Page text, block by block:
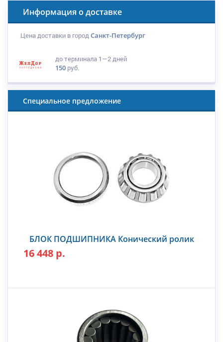
Информация о доставке
Цена доставки в город Санкт-Петербург
до терминала 1—2 дней
150 руб.
Специальное предложение
БЛОК ПОДШИПНИКА Конический ролик
16 448 р.